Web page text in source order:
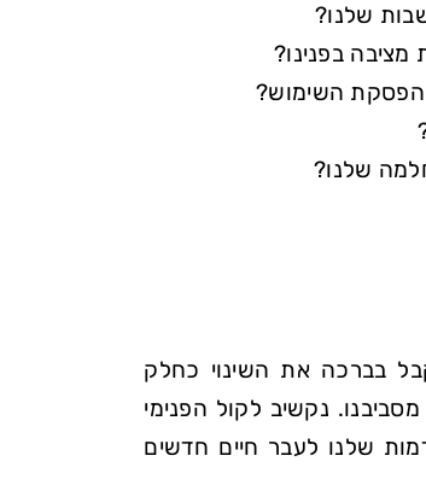
שלנו?
בפנינו?
הפסקת השימוש?
שלנו?
בברכה את השינוי כחלק
נקשיב לקול הפנימי
שלנו לעבר חיים חדשים